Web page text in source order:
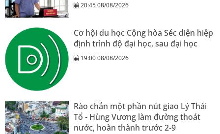
20:45 08/08/2026
Cơ hội du học Cộng hòa Séc diện hiệp
định trình độ đại học, sau đại học
19:00 08/08/2026
Rào chắn một phần nút giao Lý Thái
Tổ - Hùng Vương làm đường thoát
nước, hoàn thành trước 2-9